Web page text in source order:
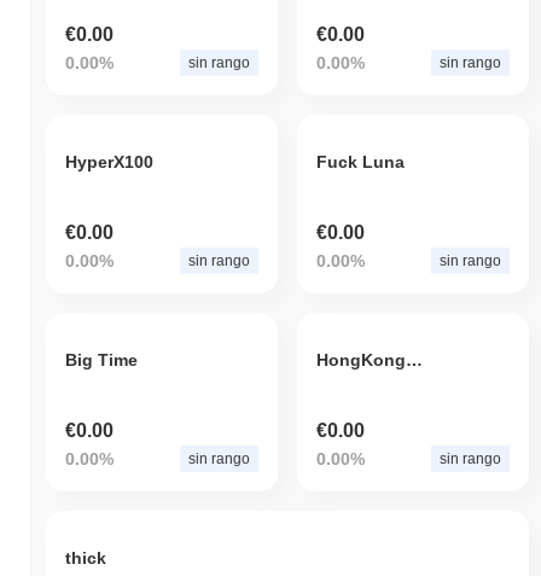
€0.00
0.00% sin rango
€0.00
0.00% sin rango
HyperX100
€0.00
0.00% sin rango
Fuck Luna
€0.00
0.00% sin rango
Big Time
€0.00
0.00% sin rango
HongKongShib
€0.00
0.00% sin rango
thick